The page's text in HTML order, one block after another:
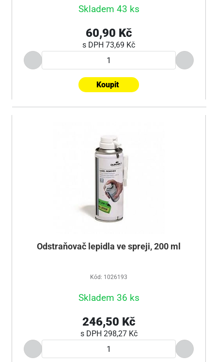
Skladem 43 ks
60,90 Kč
s DPH 73,69 Kč
Koupit
Odstraňovač lepidla ve spreji, 200 ml
Kód: 1026193
Skladem 36 ks
246,50 Kč
s DPH 298,27 Kč